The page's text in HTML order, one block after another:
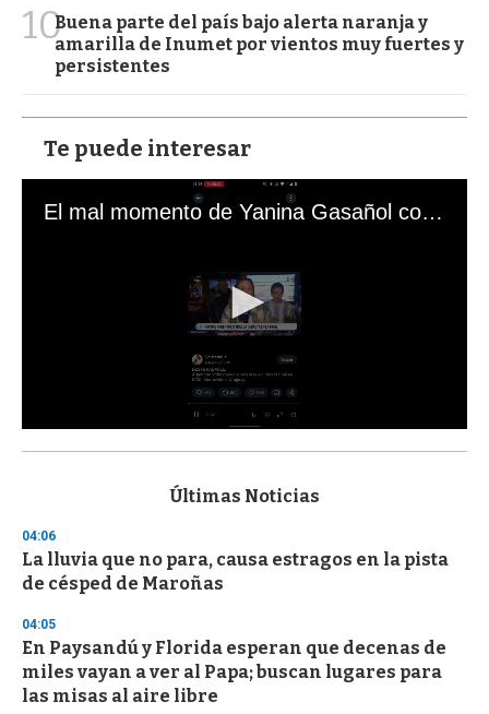
10Buena parte del país bajo alerta naranja y
amarilla de Inumet por vientos muy fuertes y
persistentes
Te puede interesar
El mal momento de Yanina Gasañol con un hincha argentino en "Subrayado"
s
d
s
o
f
3
s
c
o
Últimas Noticias
04:06
La lluvia que no para, causa estragos en la pista
de césped de Maroñas
04:05
En Paysandú y Florida esperan que decenas de
miles vayan a ver al Papa; buscan lugares para
las misas al aire libre